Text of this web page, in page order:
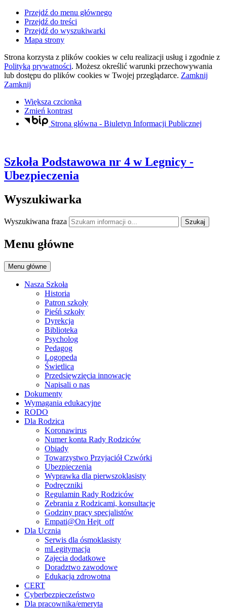
Przejdź do menu głównego
Przejdź do treści
Przejdź do wyszukiwarki
Mapa strony
Strona korzysta z plików cookies w celu realizacji usług i zgodnie z
Polityką prywatności. Możesz określić warunki przechowywania
lub dostępu do plików cookies w Twojej przeglądarce. Zamknij
Zamknij
Większa czcionka
Zmień kontrast
Strona główna - Biuletyn Informacji Publicznej
Szkoła Podstawowa nr 4 w Legnicy -
Ubezpieczenia
Wyszukiwarka
Wyszukiwana fraza Szukaj
Menu główne
Menu główne
Nasza Szkoła
Historia
Patron szkoły
Pieśń szkoły
Dyrekcja
Biblioteka
Psycholog
Pedagog
Logopeda
Świetlica
Przedsięwzięcia innowacje
Napisali o nas
Dokumenty
Wymagania edukacyjne
RODO
Dla Rodzica
Koronawirus
Numer konta Rady Rodziców
Obiady
Towarzystwo Przyjaciół Czwórki
Ubezpieczenia
Wyprawka dla pierwszoklasisty
Podręczniki
Regulamin Rady Rodziców
Zebrania z Rodzicami, konsultacje
Godziny pracy specjalistów
Empati@On Hejt_off
Dla Ucznia
Serwis dla ósmoklasisty
mLegitymacja
Zajecia dodatkowe
Doradztwo zawodowe
Edukacja zdrowotna
CERT
Cyberbezpieczeństwo
Dla pracownika/emeryta